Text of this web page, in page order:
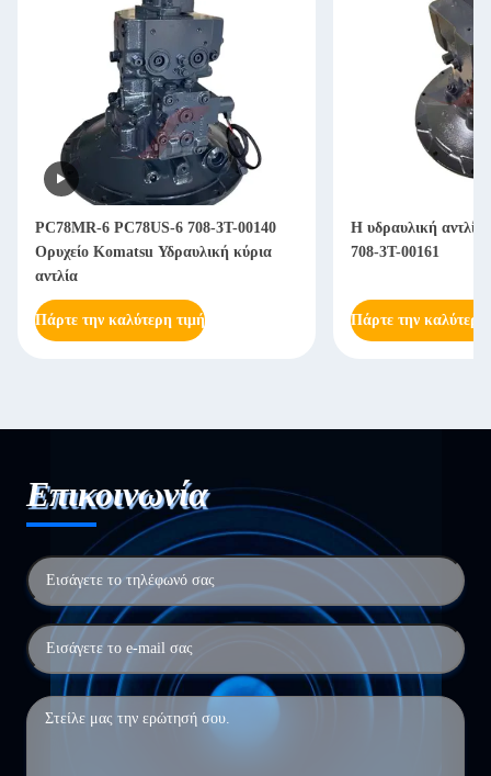
PC78MR-6 PC78US-6 708-3T-00140
Ορυχείο Komatsu Υδραυλική κύρια
αντλία
Πάρτε την καλύτερη τιμή
Η υδραυλική
708-3T-00161
Πάρτε την καλύτερη
Επικοινωνία